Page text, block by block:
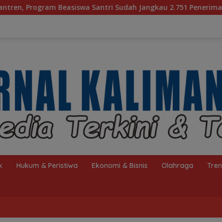
Sudah Jangkau 2.751 Penerima Bagaimana KIP
Hukum & Peristiwa Ekonomi & Bisnis Olahraga